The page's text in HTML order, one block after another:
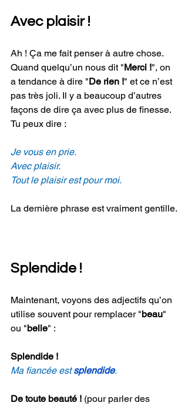
Avec plaisir !
Ah ! Ça me fait penser à autre chose.
Quand quelqu’un nous dit "Merci !", on
a tendance à dire "De rien !" et ce n’est
pas très joli. Il y a beaucoup d’autres
façons de dire ça avec plus de finesse.
Tu peux dire :
Je vous en prie.
Avec plaisir.
Tout le plaisir est pour moi.
La dernière phrase est vraiment gentille.
Splendide !
Maintenant, voyons des adjectifs qu’on
utilise souvent pour remplacer "beau"
ou "belle" :
Splendide !
Ma fiancée est splendide.
De toute beauté ! (pour parler des